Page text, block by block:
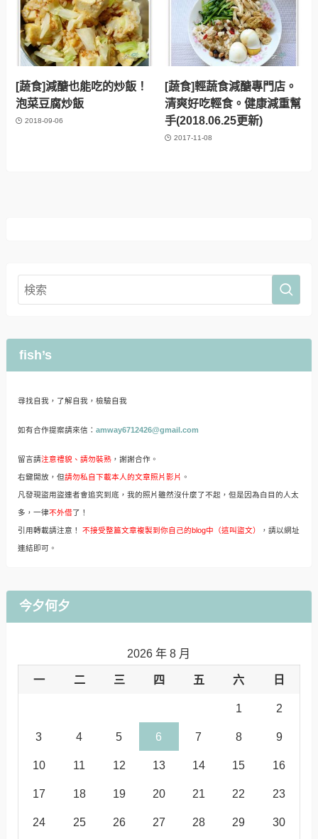
[蔬食]減醣也能吃的炒飯！
泡菜豆腐炒飯
2018-09-06
[蔬食]輕蔬食減醣專門店。
清爽好吃輕食。健康減重幫
手(2018.06.25更新)
2017-11-08
fish’s
尋找自我，了解自我，檢驗自我
如有合作提案請來信： amway6712426@gmail.com
留言請注意禮貌、請勿裝熟，謝謝合作。
右鍵開放，但請勿私自下載本人的文章照片影片 。
凡發現盜用盜連者會追究到底，我的照片雖然沒什麼了不起，但是因為白目的人太
多，一律不外借了！
引用轉載請注意！ 不接受整篇文章複製到你自己的blog中（這叫盜文） ，請以網址
連結即可。
今夕何夕
2026 年 8 月
一 二 三 四 五 六 日
1 2
3 4 5 6 7 8 9
10 11 12 13 14 15 16
17 18 19 20 21 22 23
24 25 26 27 28 29 30